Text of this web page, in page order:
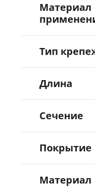
Материал
Тип
Длина
Сечение
Покрытие
Материал